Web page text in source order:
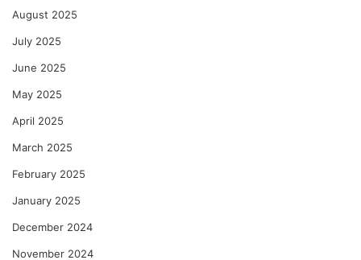
August 2025
July 2025
June 2025
May 2025
April 2025
March 2025
February 2025
January 2025
December 2024
November 2024